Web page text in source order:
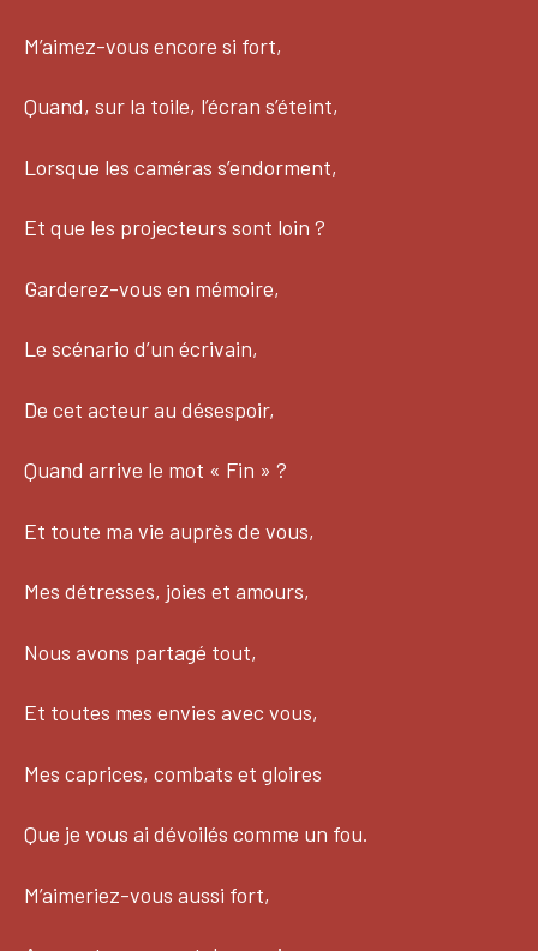
M’aimez-vous encore si fort,
Quand, sur la toile, l’écran s’éteint,
Lorsque les caméras s’endorment,
Et que les projecteurs sont loin ?
Garderez-vous en mémoire,
Le scénario d’un écrivain,
De cet acteur au désespoir,
Quand arrive le mot « Fin » ?
Et toute ma vie auprès de vous,
Mes détresses, joies et amours,
Nous avons partagé tout,
Et toutes mes envies avec vous,
Mes caprices, combats et gloires
Que je vous ai dévoilés comme un fou.
M’aimeriez-vous aussi fort,